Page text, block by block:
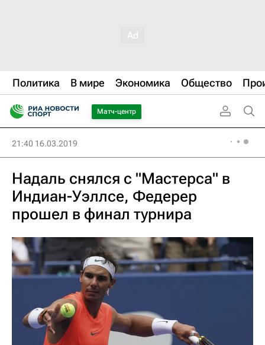
Политика В мире Экономика Общество
Матч-центр
21:40 16.03.2019
Надаль снялся с "Мастерса" в
Индиан-Уэллсе, Федерер
прошел в финал турнира